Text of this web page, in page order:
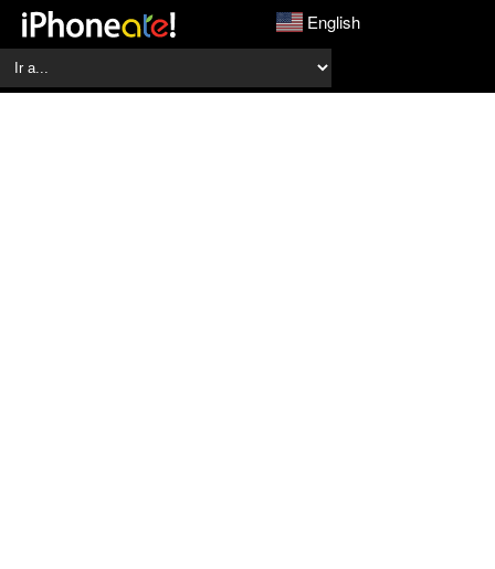
English